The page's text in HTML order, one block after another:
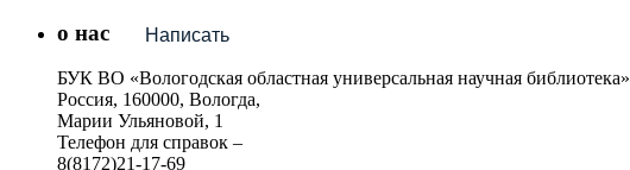
Написать
о нас
БУК ВО «Вологодская областная универсальная научная библиотека»
Россия, 160000, Вологда,
Марии Ульяновой, 1
Телефон для справок –
8(8172)21-17-69